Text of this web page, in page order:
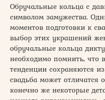
Обручальные кольца с
символом замужества.
моментов подготовки к
выбор этих украшений
обручальные кольца
необходимо помнить, что
тенденции сохраняются
свадьба может
конечно же некоторые